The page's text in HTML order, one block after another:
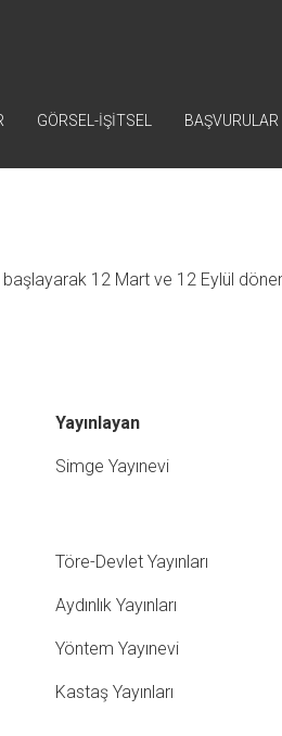
GÖRSEL-İŞİTSEL BAŞVURULAR
12 Mart ve 12 Eylül
Yayınlayan
Simge Yayınevi
Töre-Devlet Yayınları
Aydınlık Yayınları
Yöntem Yayınevi
Kastaş Yayınları